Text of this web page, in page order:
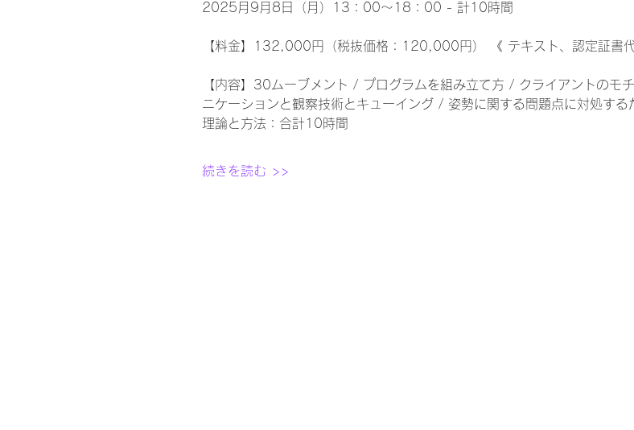
2025月9月8日（月）13：00～18：00 - 計10時間
【料金】132,000円（税抜価格：120,000円） 《 テキスト、認定証書代
【内容】30ムーブメント / プログラムを組み立て方 / クライアントのモ
ニケーションと観察技術とキューイング / 姿勢に関する問題点に対処す
理論と方法：合計10時間
続きを読む >>